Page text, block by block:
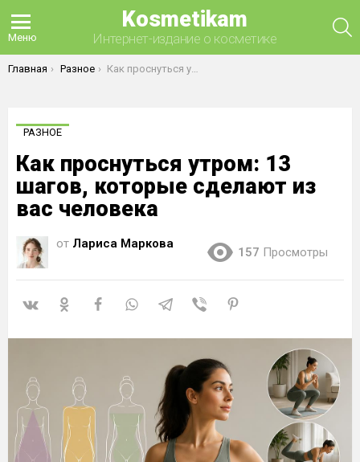
Меню
Kosmetikam
Интернет-издание о косметике
Вы здесь:
Главная Разное Как проснуться утром: 13 шагов, которые сделают из вас человека
РАЗНОЕ
Как проснуться утром: 13
шагов, которые сделают из
вас человека
от Лариса Маркова
157 Просмотры